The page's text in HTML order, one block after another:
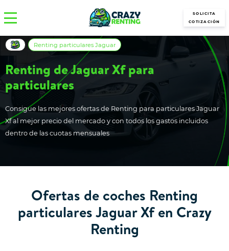
SOLICITA
COTIZACIÓN
Renting de Jaguar Xf para
particulares
Consigue las mejores ofertas de Renting para particulares Jaguar
Xf al mejor precio del mercado y con todos los gastos incluidos
dentro de las cuotas mensuales
Renting particulares Jaguar
Ofertas de coches Renting
particulares Jaguar Xf en Crazy
Renting